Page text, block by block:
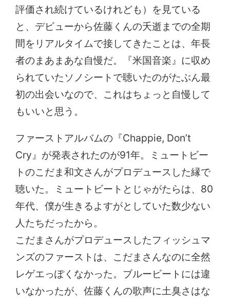
評価され続けているけれども）を見ている
と、デビューから佐藤くんの夭逝までの全期
間をリアルタイムで接してきたことは、年長
者のまあまあな自慢だ。『米国音楽』に収め
られていたソノシートで聴いたのがたぶん最
初の出会いなので、これはちょっと自慢して
もいいと思う。
ファーストアルバムの『Chappie, Don’t
Cry』が発表されたのが91年。ミュートビー
トのこだま和文さんがプロデュースした縁で
聴いた。ミュートビートとじゃがたらは、80
年代、僕が生きるよすがとしていた数少ない
人たちだったから。
こだまさんがプロデュースしたフィッシュマ
ンズのファーストは、こだまさんなのに全然
レゲエっぽくなかった。ブルービートには違
いなかったが、佐藤くんの歌声に土臭さはな